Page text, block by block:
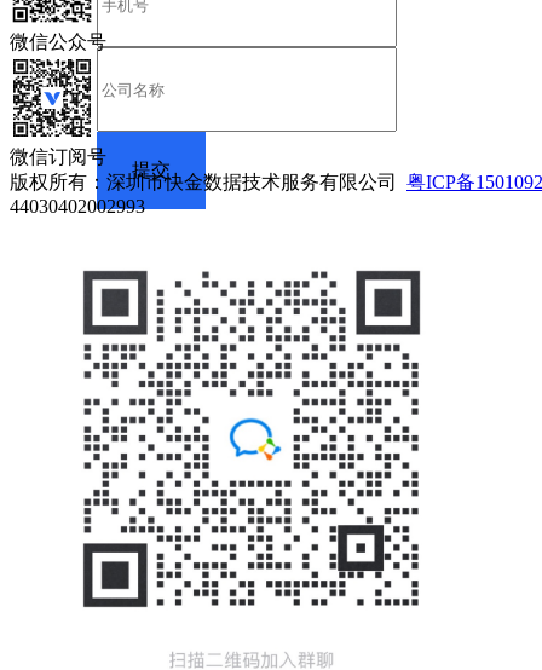
微信公众号
微信订阅号
版权所有：深圳市快金数据技术服务有限公司 粤ICP备
44030402002993